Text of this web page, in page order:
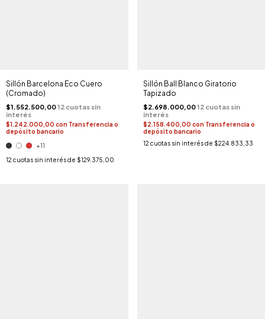
Sillón Barcelona Eco Cuero
(Cromado)
$1.552.500,00
$1.242.000,00 con Transferencia o
depósito bancario
+11
12 cuotas sin interés de $129.375,00
Sillón Ball Blanco Giratorio
Tapizado
$2.698.000,00
$2.158.400,00 con Transferencia o
depósito bancario
12 cuotas sin interés de $224.833,33